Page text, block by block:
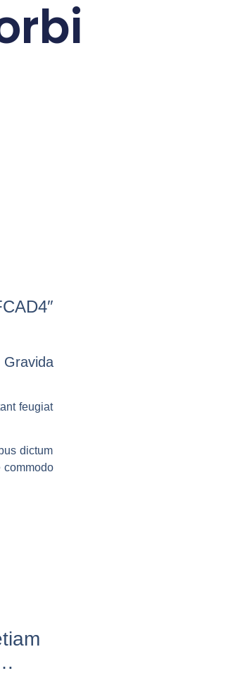
feugiat
dictum
commodo